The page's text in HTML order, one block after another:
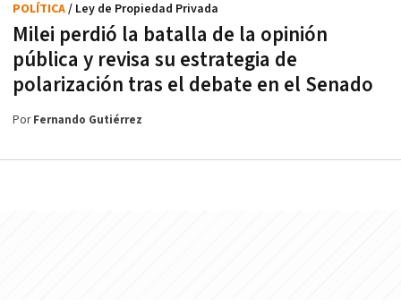
Milei perdió la batalla de la opinión
pública y revisa su estrategia de
polarización tras el debate en el Senado
POLÍTICA/ Ley de Propiedad Privada
PorFernando Gutiérrez